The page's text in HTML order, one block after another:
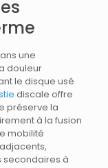
une
douleur
le disque usé
discale offre
préserve la
à la fusion
mobilité
secondaires à